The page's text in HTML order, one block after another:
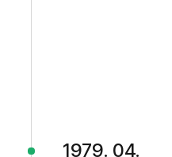
1979. 04.